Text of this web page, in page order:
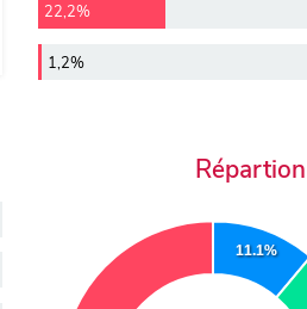
22,2%
1,2%
11.1%